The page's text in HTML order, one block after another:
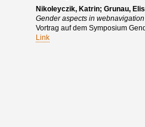
Nikoleyczik, Katrin; Grunau,
Gender aspects in
Vortrag auf dem Symposium
Link